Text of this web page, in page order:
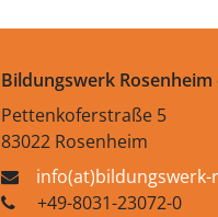
Bildungswerk Rosenheim
Pettenkoferstraße 5
83022 Rosenheim
+49-8031-23072-0